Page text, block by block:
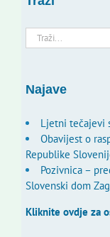
Traži...
Najave
Ljetni tečajevi
Obavijest o
Republike
Pozivnica –
Slovenski dom
Kliknite ovdje za